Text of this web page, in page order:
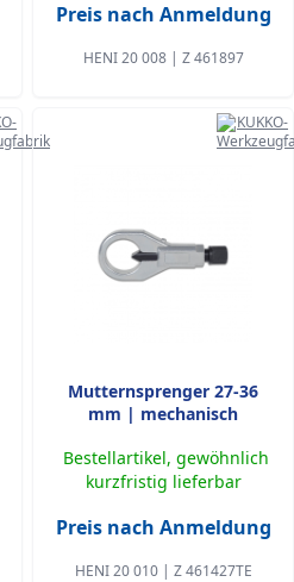
Preis nach Anmeldung
HENI 20 008 | Z 461897
Mutternsprenger 27-36
mm | mechanisch
Bestellartikel, gewöhnlich
kurzfristig lieferbar
Preis nach Anmeldung
HENI 20 010 | Z 461427TE